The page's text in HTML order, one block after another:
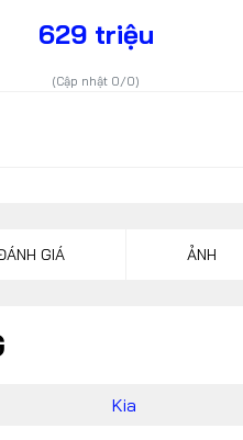
XE
629 triệu
(Cập nhật 0/0)
GIÁ ẢNH
Kia